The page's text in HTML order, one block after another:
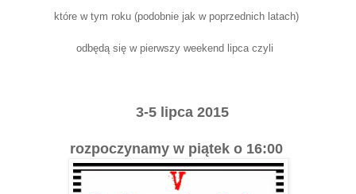
które w tym roku (podobnie jak w poprzednich latach)
odbędą się w pierwszy weekend lipca czyli
3-5 lipca 2015
rozpoczynamy w piątek o 16:00